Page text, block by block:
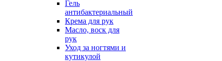
Гель
антибактериальный
Крема для рук
Масло, воск для
рук
Уход за ногтями и
кутикулой